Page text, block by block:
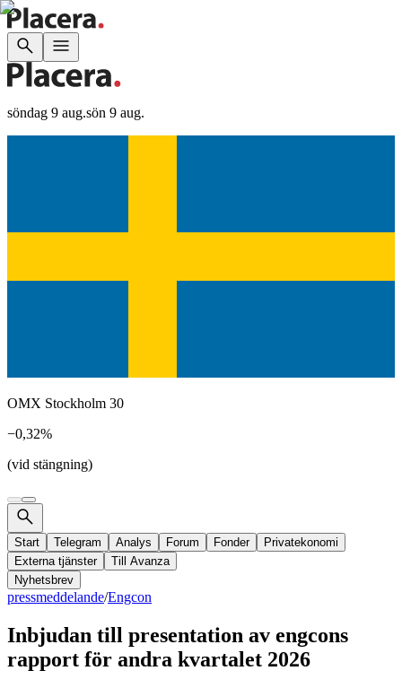
söndag 9 aug.sön 9 aug.
OMX Stockholm 30
−0,32%
(vid stängning)
Start Telegram Analys Forum Fonder
Privatekonomi
Externa tjänster
Till Avanza
Nyhetsbrev
pressmeddelande/Engcon
Inbjudan till presentation av engcons
rapport för andra kvartalet 2026